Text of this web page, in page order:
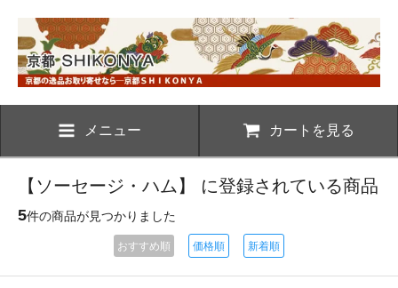
メニュー カートを見る
【ソーセージ・ハム】 に登録されている商品
5件の商品が見つかりました
おすすめ順 価格順 新着順